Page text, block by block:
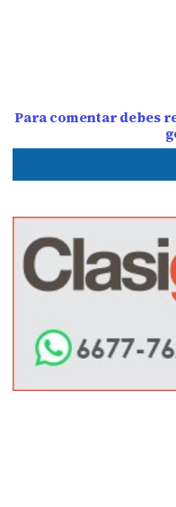
Para comentar debes